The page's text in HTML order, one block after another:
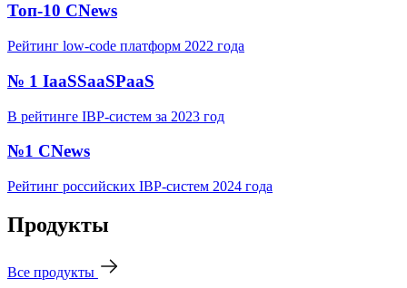
Топ-10 CNews
Рейтинг low-code платформ 2022 года
№ 1 IaaSSaaSPaaS
В рейтинге IBP-систем за 2023 год
№1 CNews
Рейтинг российских IBP-систем 2024 года
Продукты
Все продукты